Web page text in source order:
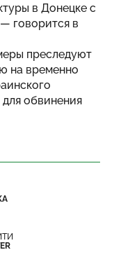
в Донецке с
говорится в
преследуют
на временно
для обвинения